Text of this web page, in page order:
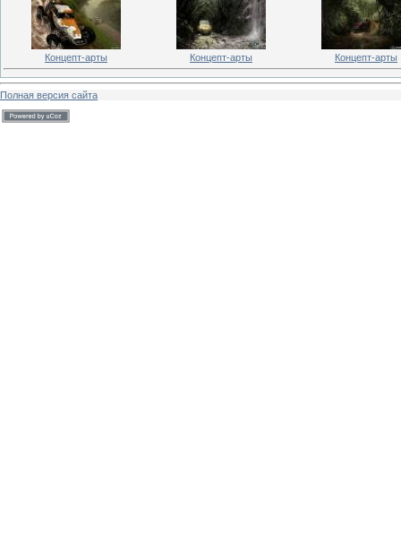
Концепт-арты Концепт-арты Концепт-арты
Полная версия сайта